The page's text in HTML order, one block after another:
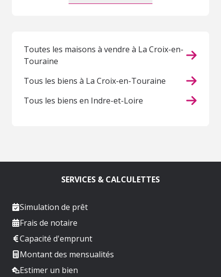
Toutes les maisons à vendre à La Croix-en-
Touraine
Tous les biens à La Croix-en-Touraine
Tous les biens en Indre-et-Loire
SERVICES & CALCULETTES
Simulation de prêt
Frais de notaire
Capacité d'emprunt
Montant des mensualités
Estimer un bien